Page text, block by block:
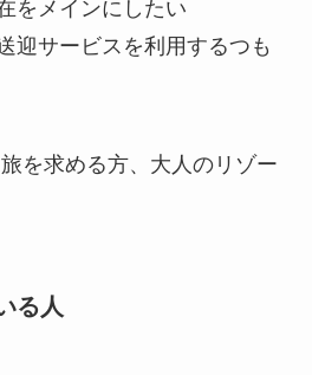
をメインにしたい
迎サービスを利用するつも
を求める方、大人のリゾー
る人